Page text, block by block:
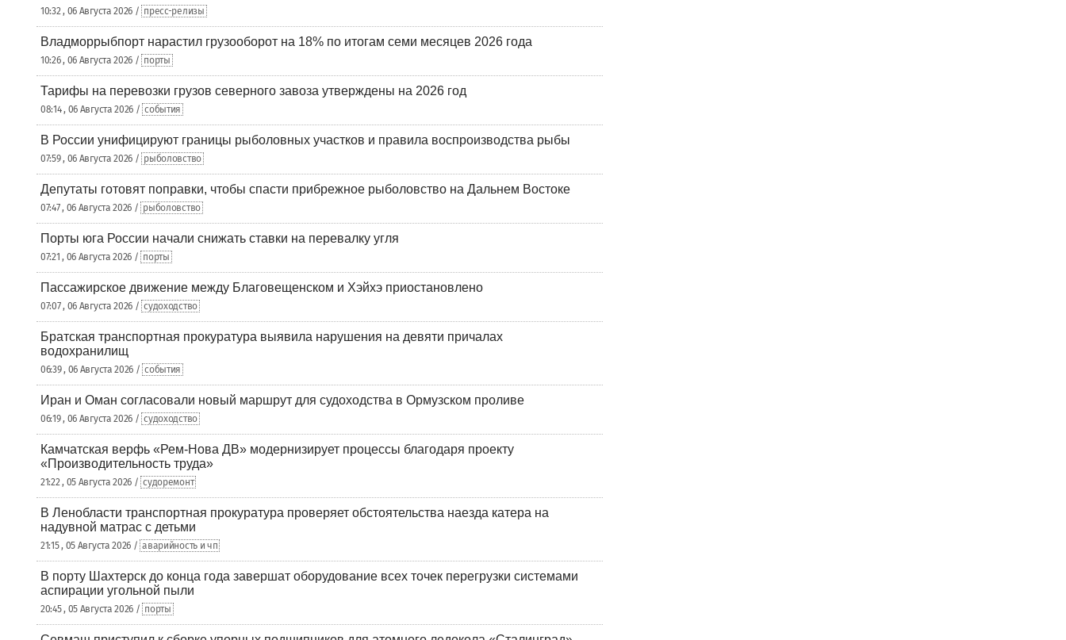
10:32 , 06 Августа 2026 / пресс-релизы
Владморрыбпорт нарастил грузооборот на 18% по итогам семи месяцев 2026 года
10:26 , 06 Августа 2026 / порты
Тарифы на перевозки грузов северного завоза утверждены на 2026 год
08:14 , 06 Августа 2026 / события
В России унифицируют границы рыболовных участков и правила воспроизводства рыбы
07:59 , 06 Августа 2026 / рыболовство
Депутаты готовят поправки, чтобы спасти прибрежное рыболовство на Дальнем Востоке
07:47 , 06 Августа 2026 / рыболовство
Порты юга России начали снижать ставки на перевалку угля
07:21 , 06 Августа 2026 / порты
Пассажирское движение между Благовещенском и Хэйхэ приостановлено
07:07 , 06 Августа 2026 / судоходство
Братская транспортная прокуратура выявила нарушения на девяти причалах
водохранилищ
06:39 , 06 Августа 2026 / события
Иран и Оман согласовали новый маршрут для судоходства в Ормузском проливе
06:19 , 06 Августа 2026 / судоходство
Камчатская верфь «Рем-Нова ДВ» модернизирует процессы благодаря проекту
«Производительность труда»
21:22 , 05 Августа 2026 / судоремонт
В Ленобласти транспортная прокуратура проверяет обстоятельства наезда катера на
надувной матрас с детьми
21:15 , 05 Августа 2026 / аварийность и чп
В порту Шахтерск до конца года завершат оборудование всех точек перегрузки системами
аспирации угольной пыли
20:45 , 05 Августа 2026 / порты